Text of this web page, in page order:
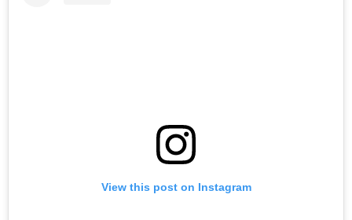
View this post on Instagram